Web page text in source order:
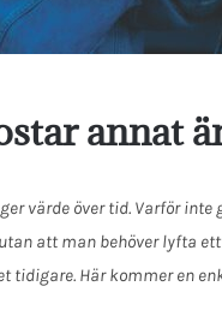
annat
värde över tid. Varför
att man behöver lyfta
Här kommer en